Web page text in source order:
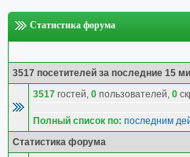
Статистика форума
3517 посетителей за последние 15
3517 гостей, 0 пользователей, 0
Полный список по: последним
Статистика форума